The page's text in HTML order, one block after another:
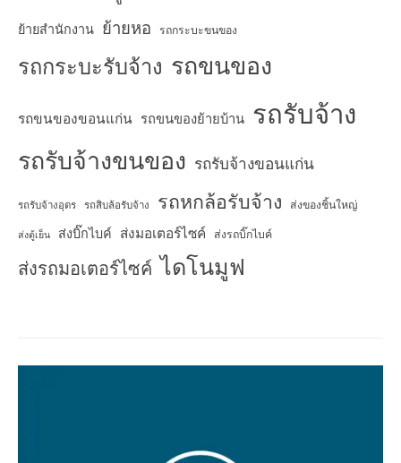
ย้ายสำนักงาน ย้ายหอ รถกระบะขนของ
รถกระบะรับจ้าง รถขนของ
รถขนของขอนแก่น รถขนของย้ายบ้าน รถรับจ้าง
รถรับจ้างขนของ รถรับจ้างขอนแก่น
รถรับจ้างอุดร รถสิบล้อรับจ้าง รถหกล้อรับจ้าง ส่งของชิ้นใหญ่
ส่งตู้เย็น ส่งบิ๊กไบค์ ส่งมอเตอร์ไซค์ ส่งรถบิ๊กไบค์
ส่งรถมอเตอร์ไซค์ ไดโนมูฟ